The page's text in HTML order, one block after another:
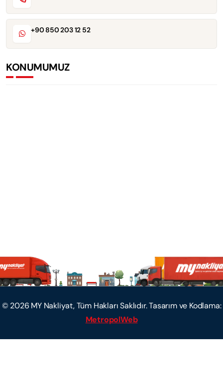
+90 850 203 12 52
KONUMUMUZ
© 2026 MY Nakliyat, Tüm Hakları Saklıdır. Tasarım ve Kodlama:
MetropolWeb